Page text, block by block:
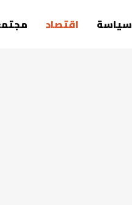
سياسة اقتصاد